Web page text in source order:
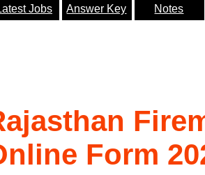
Jobs Answer Key Notes
Form